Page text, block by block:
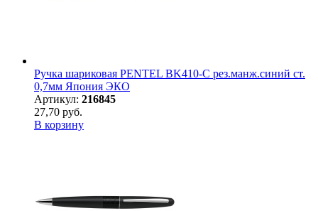
Ручка шариковая PENTEL BK410-С рез.манж.синий ст.
0,7мм Япония ЭКО
Артикул: 216845
27,70 руб.
В корзину